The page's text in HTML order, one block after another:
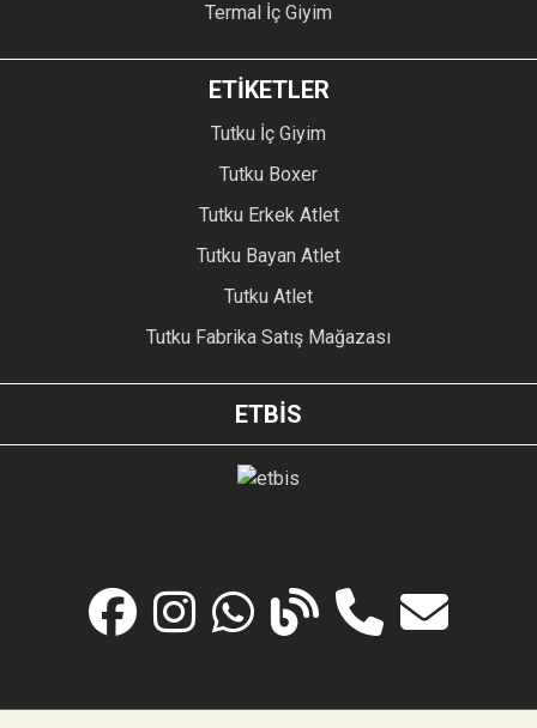
Termal İç Giyim
ETİKETLER
Tutku İç Giyim
Tutku Boxer
Tutku Erkek Atlet
Tutku Bayan Atlet
Tutku Atlet
Tutku Fabrika Satış Mağazası
ETBİS